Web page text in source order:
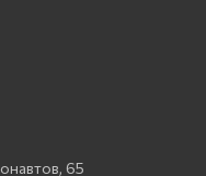
65